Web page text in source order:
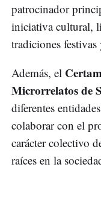
patrocinador
iniciativa cultural,
tradiciones
Además, el
Microrrelatos de
diferentes
colaborar con el
carácter colectivo
raíces en la